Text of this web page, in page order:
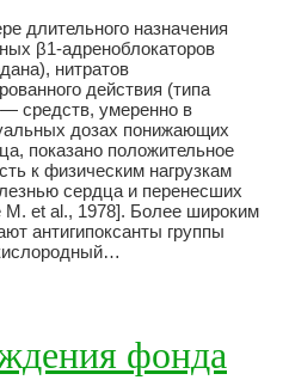
длительного назначения
β1-адреноблокаторов
нитратов
действия (типа
средств, умеренно в
дозах понижающих
показано положительное
к физическим нагрузкам
сердца и перенесших
М. et al., 1978]. Более широким
антигипоксанты группы
фонда